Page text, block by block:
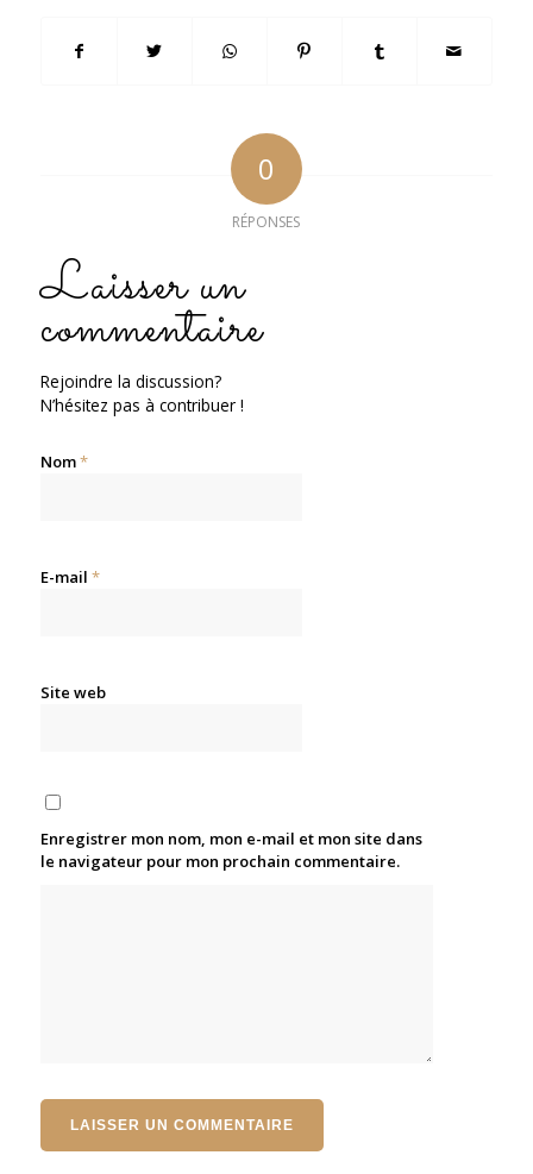
0
RÉPONSES
Laisser un
commentaire
Rejoindre la discussion?
N’hésitez pas à contribuer !
Nom*
E-mail *
Site web
Enregistrer mon nom, mon e-mail et mon site dans
le navigateur pour mon prochain commentaire.